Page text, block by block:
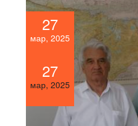
27
мар, 2025
27
мар, 2025